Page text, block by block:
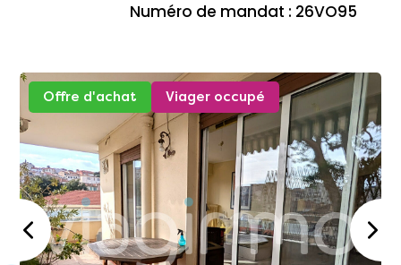
Numéro de mandat : 26VO95
Offre d'achat Viager occupé